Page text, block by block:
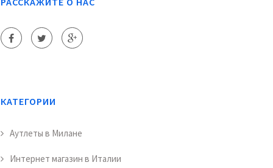
КАТЕГОРИИ
Аутлеты в Милане
Интернет магазин в Италии